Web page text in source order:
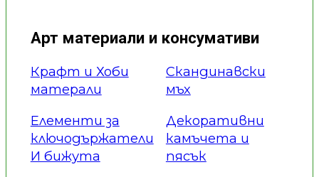
Арт материали и консумативи
Крафт и Хоби
матерали
Елементи за
ключодържатели
И бижута
Скандинавски
мъх
Декоративни
камъчета и
пясък